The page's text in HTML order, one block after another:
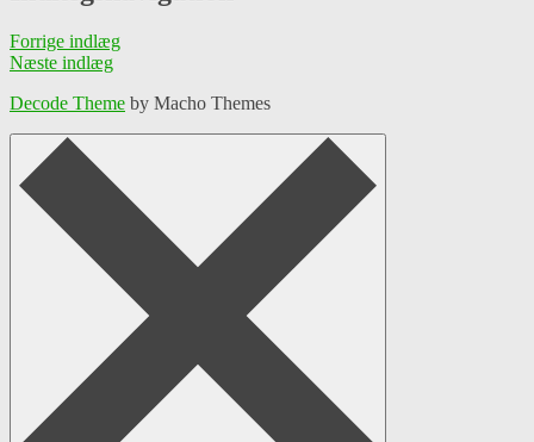
Forrige indlæg
Næste indlæg
Decode Theme by Macho Themes